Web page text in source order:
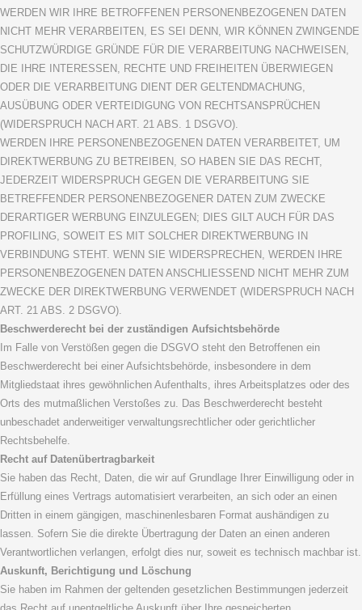
WERDEN WIR IHRE BETROFFENEN PERSONENBEZOGENEN DATEN
NICHT MEHR VERARBEITEN, ES SEI DENN, WIR KÖNNEN ZWINGENDE
SCHUTZWÜRDIGE GRÜNDE FÜR DIE VERARBEITUNG NACHWEISEN,
DIE IHRE INTERESSEN, RECHTE UND FREIHEITEN ÜBERWIEGEN
ODER DIE VERARBEITUNG DIENT DER GELTENDMACHUNG,
AUSÜBUNG ODER VERTEIDIGUNG VON RECHTSANSPRÜCHEN
(WIDERSPRUCH NACH ART. 21 ABS. 1 DSGVO).
WERDEN IHRE PERSONENBEZOGENEN DATEN VERARBEITET, UM
DIREKTWERBUNG ZU BETREIBEN, SO HABEN SIE DAS RECHT,
JEDERZEIT WIDERSPRUCH GEGEN DIE VERARBEITUNG SIE
BETREFFENDER PERSONENBEZOGENER DATEN ZUM ZWECKE
DERARTIGER WERBUNG EINZULEGEN; DIES GILT AUCH FÜR DAS
PROFILING, SOWEIT ES MIT SOLCHER DIREKTWERBUNG IN
VERBINDUNG STEHT. WENN SIE WIDERSPRECHEN, WERDEN IHRE
PERSONENBEZOGENEN DATEN ANSCHLIESSEND NICHT MEHR ZUM
ZWECKE DER DIREKTWERBUNG VERWENDET (WIDERSPRUCH NACH
ART. 21 ABS. 2 DSGVO).
Beschwerderecht bei der zuständigen Aufsichtsbehörde
Im Falle von Verstößen gegen die DSGVO steht den Betroffenen ein
Beschwerderecht bei einer Aufsichtsbehörde, insbesondere in dem
Mitgliedstaat ihres gewöhnlichen Aufenthalts, ihres Arbeitsplatzes oder des
Orts des mutmaßlichen Verstoßes zu. Das Beschwerderecht besteht
unbeschadet anderweitiger verwaltungsrechtlicher oder gerichtlicher
Rechtsbehelfe.
Recht auf Datenübertragbarkeit
Sie haben das Recht, Daten, die wir auf Grundlage Ihrer Einwilligung oder in
Erfüllung eines Vertrags automatisiert verarbeiten, an sich oder an einen
Dritten in einem gängigen, maschinenlesbaren Format aushändigen zu
lassen. Sofern Sie die direkte Übertragung der Daten an einen anderen
Verantwortlichen verlangen, erfolgt dies nur, soweit es technisch machbar ist.
Auskunft, Berichtigung und Löschung
Sie haben im Rahmen der geltenden gesetzlichen Bestimmungen jederzeit